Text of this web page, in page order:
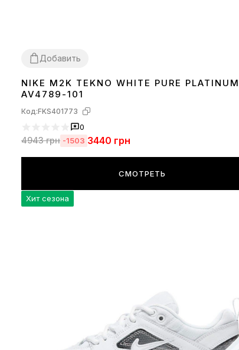
Добавить
3637 38 3940 41 434445
NIKE M2K TEKNO WHITE PURE PLATINUM
AV4789-101
Код:FKS401773
0
4943грн -1503 3440 грн
СМОТРЕТЬ
Хит сезона